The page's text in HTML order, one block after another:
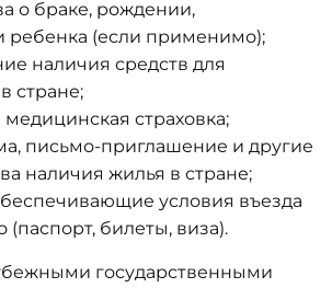
о браке, рождении,
ребенка (если применимо);
наличия средств для
стране;
страховка;
письмо-приглашение и другие
наличия жилья в стране;
условия въезда
(паспорт, билеты, виза).
государственными